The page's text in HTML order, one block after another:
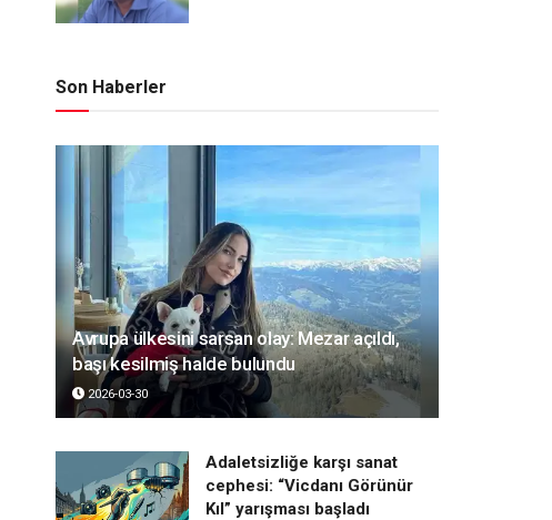
Son Haberler
Avrupa ülkesini sarsan olay: Mezar açıldı,
başı kesilmiş halde bulundu
2026-03-30
Adaletsizliğe karşı sanat
cephesi: “Vicdanı Görünür
Kıl” yarışması başladı